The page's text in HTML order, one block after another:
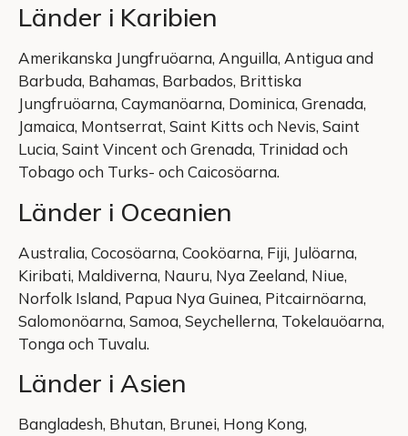
Länder i Karibien
Amerikanska Jungfruöarna, Anguilla, Antigua and
Barbuda, Bahamas, Barbados, Brittiska
Jungfruöarna, Caymanöarna, Dominica, Grenada,
Jamaica, Montserrat, Saint Kitts och Nevis, Saint
Lucia, Saint Vincent och Grenada, Trinidad och
Tobago och Turks- och Caicosöarna.
Länder i Oceanien
Australia, Cocosöarna, Cooköarna, Fiji, Julöarna,
Kiribati, Maldiverna, Nauru, Nya Zeeland, Niue,
Norfolk Island, Papua Nya Guinea, Pitcairnöarna,
Salomonöarna, Samoa, Seychellerna, Tokelauöarna,
Tonga och Tuvalu.
Länder i Asien
Bangladesh, Bhutan, Brunei, Hong Kong,